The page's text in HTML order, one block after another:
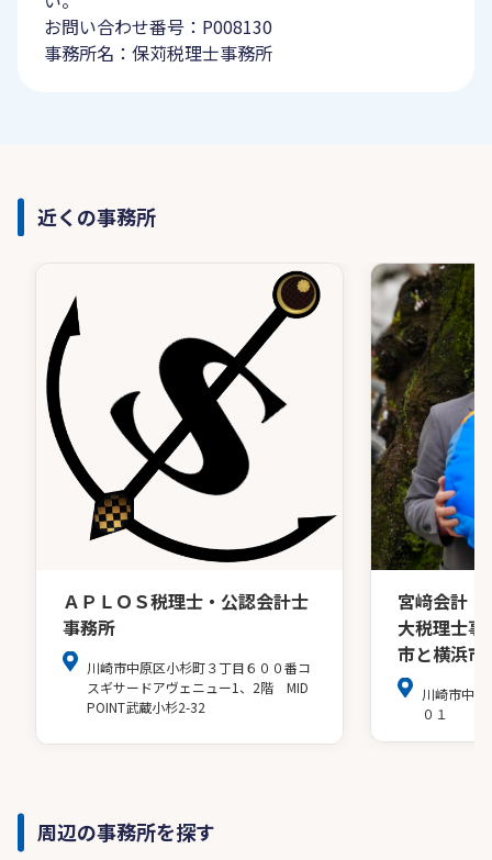
お問い合わせ番号：P008130
事務所名：保苅税理士事務所
近くの事務所
ＡＰＬＯＳ税理士・公認会計士
事務所
川崎市中原区小杉町３丁目６００番コ
スギサードアヴェニュー1、2階 MID
POINT武蔵小杉2-32
宮﨑会計
大税理士
市と横浜市
川崎市中
０１
周辺の事務所を探す